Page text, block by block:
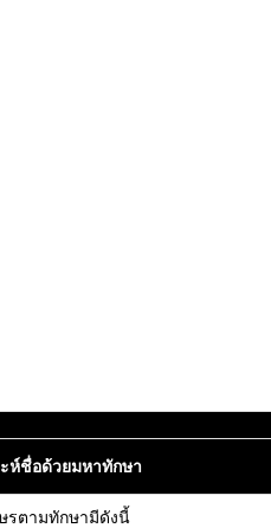
ะห์ชื่อด้วยมหาทักษา
รตามทักษามีดังนี้